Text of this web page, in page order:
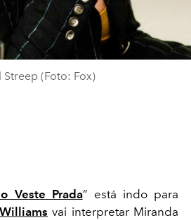
Streep (Foto: Fox)
Veste Prada” está indo para
vai interpretar Miranda